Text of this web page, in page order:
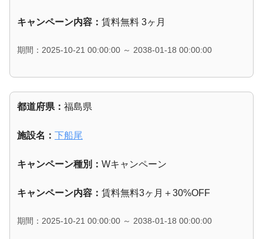
キャンペーン内容： 賃料無料 3ヶ月
期間：2025-10-21 00:00:00 ～ 2038-01-18 00:00:00
都道府県： 福島県
施設名： 下船尾
キャンペーン種別： Wキャンペーン
キャンペーン内容： 賃料無料3ヶ月＋30%OFF
期間：2025-10-21 00:00:00 ～ 2038-01-18 00:00:00